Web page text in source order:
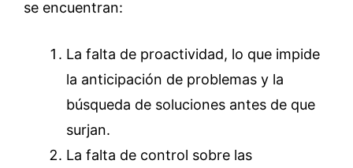
se encuentran:
La falta de proactividad, lo que impide
la anticipación de problemas y la
búsqueda de soluciones antes de que
surjan.
La falta de control sobre las